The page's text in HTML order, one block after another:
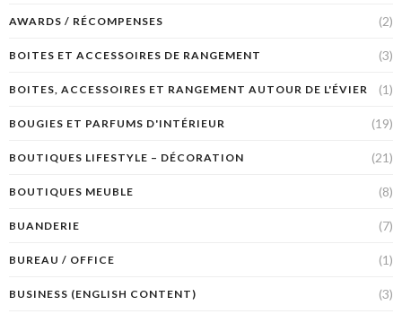
AWARDS / RÉCOMPENSES (2)
BOITES ET ACCESSOIRES DE RANGEMENT (3)
BOITES, ACCESSOIRES ET RANGEMENT AUTOUR DE L'ÉVIER (1)
BOUGIES ET PARFUMS D'INTÉRIEUR (19)
BOUTIQUES LIFESTYLE – DÉCORATION (21)
BOUTIQUES MEUBLE (8)
BUANDERIE (7)
BUREAU / OFFICE (1)
BUSINESS (ENGLISH CONTENT) (3)